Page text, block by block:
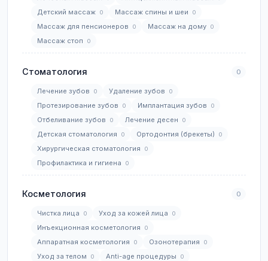
Детский массаж 0 Массаж спины и шеи 0
Массаж для пенсионеров 0 Массаж на дому 0
Массаж стоп 0
Стоматология 0
Лечение зубов 0 Удаление зубов 0
Протезирование зубов 0 Имплантация зубов 0
Отбеливание зубов 0 Лечение десен 0
Детская стоматология 0 Ортодонтия (брекеты) 0
Хирургическая стоматология 0
Профилактика и гигиена 0
Косметология 0
Чистка лица 0 Уход за кожей лица 0
Инъекционная косметология 0
Аппаратная косметология 0 Озонотерапия 0
Уход за телом 0 Anti-age процедуры 0